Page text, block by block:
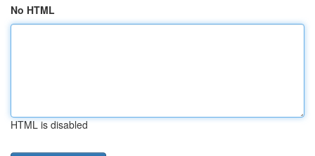
No HTML
HTML is disabled